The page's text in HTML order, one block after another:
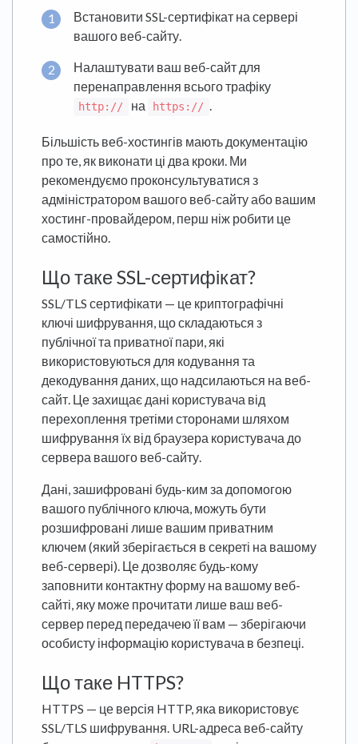
Встановити SSL-сертифікат на сервері
вашого веб-сайту.
Налаштувати ваш веб-сайт для
перенаправлення всього трафіку
http:// на https:// .
Більшість веб-хостингів мають документацію
про те, як виконати ці два кроки. Ми
рекомендуємо проконсультуватися з
адміністратором вашого веб-сайту або вашим
хостинг-провайдером, перш ніж робити це
самостійно.
Що таке SSL-сертифікат?
SSL/TLS сертифікати — це криптографічні
ключі шифрування, що складаються з
публічної та приватної пари, які
використовуються для кодування та
декодування даних, що надсилаються на веб-
сайт. Це захищає дані користувача від
перехоплення третіми сторонами шляхом
шифрування їх від браузера користувача до
сервера вашого веб-сайту.
Дані, зашифровані будь-ким за допомогою
вашого публічного ключа, можуть бути
розшифровані лише вашим приватним
ключем (який зберігається в секреті на вашому
веб-сервері). Це дозволяє будь-кому
заповнити контактну форму на вашому веб-
сайті, яку може прочитати лише ваш веб-
сервер перед передачею її вам — зберігаючи
особисту інформацію користувача в безпеці.
Що таке HTTPS?
HTTPS — це версія HTTP, яка використовує
SSL/TLS шифрування. URL-адреса веб-сайту